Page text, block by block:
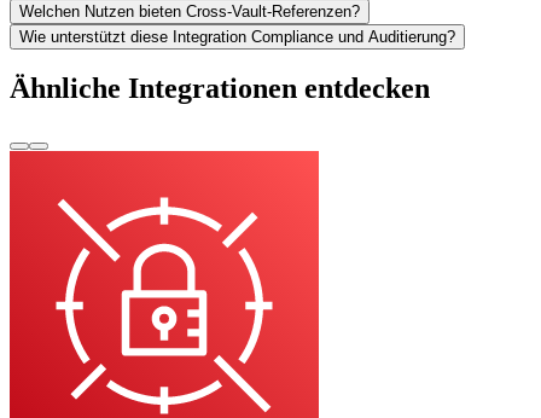
Welchen Nutzen bieten Cross-Vault-Referenzen?
Wie unterstützt diese Integration Compliance und Auditierung?
Ähnliche Integrationen entdecken